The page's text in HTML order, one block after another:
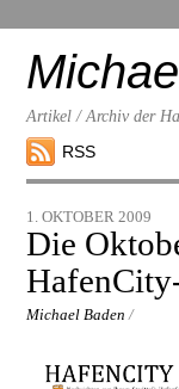
down
content
Artikel / Archiv der
RSS
1. OKTOBER 2009
Die
Michael Baden /